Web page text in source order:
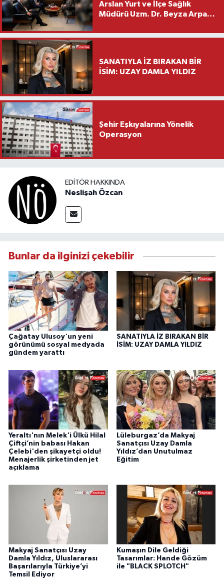
Arslan Yurt ve İlçe Sağlık
Müdürü Uzm. Dr. Beyza Arpacı
Ziyareti
SANATIYLA İZ BIRAKAN BİR
İSİM: UZAY DAMLA YILDIZ
Şehir Eşkıyalarına Yönelik
Operasyon
EDITÖR HAKKINDA
Neslişah Özcan
Bunlar da ilginizi çekebilir
Çağatay Ulusoy'un yeni
görünümü sosyal medyada
gündem yarattı
SANATIYLA İZ BIRAKAN BİR
İSİM: UZAY DAMLA YILDIZ
Yeraltı'nın Melek'i Ülkü Hilal
Çiftçi’nin babası Hakan
Çelebi'den şikayetçi oldu!
Menajerlik şirketinden jet
açıklama
Lüleburgaz’da Makyaj
Sanatçısı Uzay Damla
Yıldız’dan Unutulmaz
Eğitim
Makyaj Sanatçısı Uzay
Damla Yıldız, Uluslararası
Başarılarıyla Türkiye’yi
Temsil Ediyor
Kumaşın Dile Geldiği
Tasarımlar: Hande Gözüm
ile "BLACK SPLOTCH"